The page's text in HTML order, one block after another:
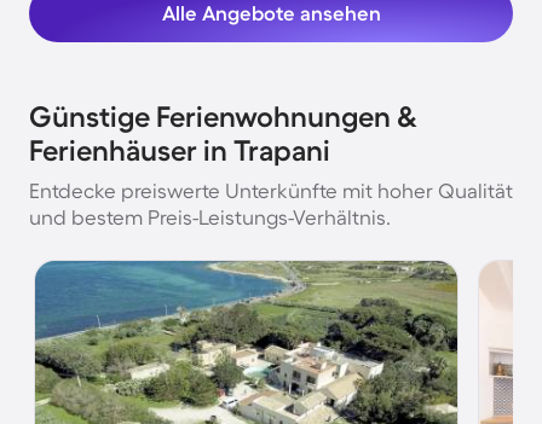
Alle Angebote ansehen
Günstige Ferienwohnungen &
Ferienhäuser in Trapani
Entdecke preiswerte Unterkünfte mit hoher Qualität
und bestem Preis-Leistungs-Verhältnis.